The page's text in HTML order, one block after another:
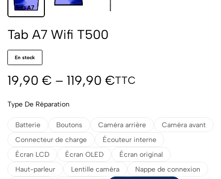
Tab A7 Wifi T500
En stock
19,90 € – 119,90 €TTC
Type De Réparation
Batterie Boutons Caméra arrière
Caméra avant
Connecteur de charge
Écouteur interne
Écran LCD
Écran OLED
Écran original
Haut-parleur
Lentille caméra
Nappe de connexion